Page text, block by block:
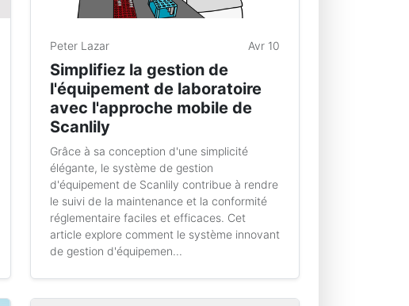
Peter Lazar Avr 10
Simplifiez la gestion de
l'équipement de laboratoire
avec l'approche mobile de
Scanlily
Grâce à sa conception d'une simplicité
élégante, le système de gestion
d'équipement de Scanlily contribue à rendre
le suivi de la maintenance et la conformité
réglementaire faciles et efficaces. Cet
article explore comment le système innovant
de gestion d'équipemen...